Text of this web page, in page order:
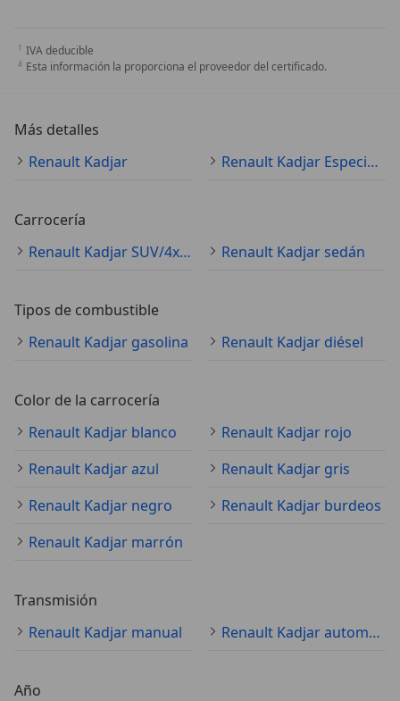
IVA deducible
Esta información la proporciona el proveedor del certificado.
Más detalles
Renault Kadjar
Renault Kadjar Especificaciones técnicas
Carrocería
Renault Kadjar SUV/4x4/pickup
Renault Kadjar sedán
Tipos de combustible
Renault Kadjar gasolina
Renault Kadjar diésel
Color de la carrocería
Renault Kadjar blanco
Renault Kadjar rojo
Renault Kadjar azul
Renault Kadjar gris
Renault Kadjar negro
Renault Kadjar burdeos
Renault Kadjar marrón
Transmisión
Renault Kadjar manual
Renault Kadjar automático
Año